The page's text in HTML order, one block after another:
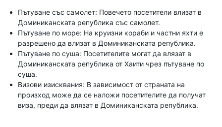
Пътуване със самолет: Повечето посетители влизат в
Доминиканската република със самолет.
Пътуване по море: На круизни кораби и частни яхти е
разрешено да влизат в Доминиканската република.
Пътуване по суша: Посетителите могат да влязат в
Доминиканската република от Хаити чрез пътуване по
суша.
Визови изисквания: В зависимост от страната на
произход може да се наложи посетителите да получат
виза, преди да влязат в Доминиканската република.